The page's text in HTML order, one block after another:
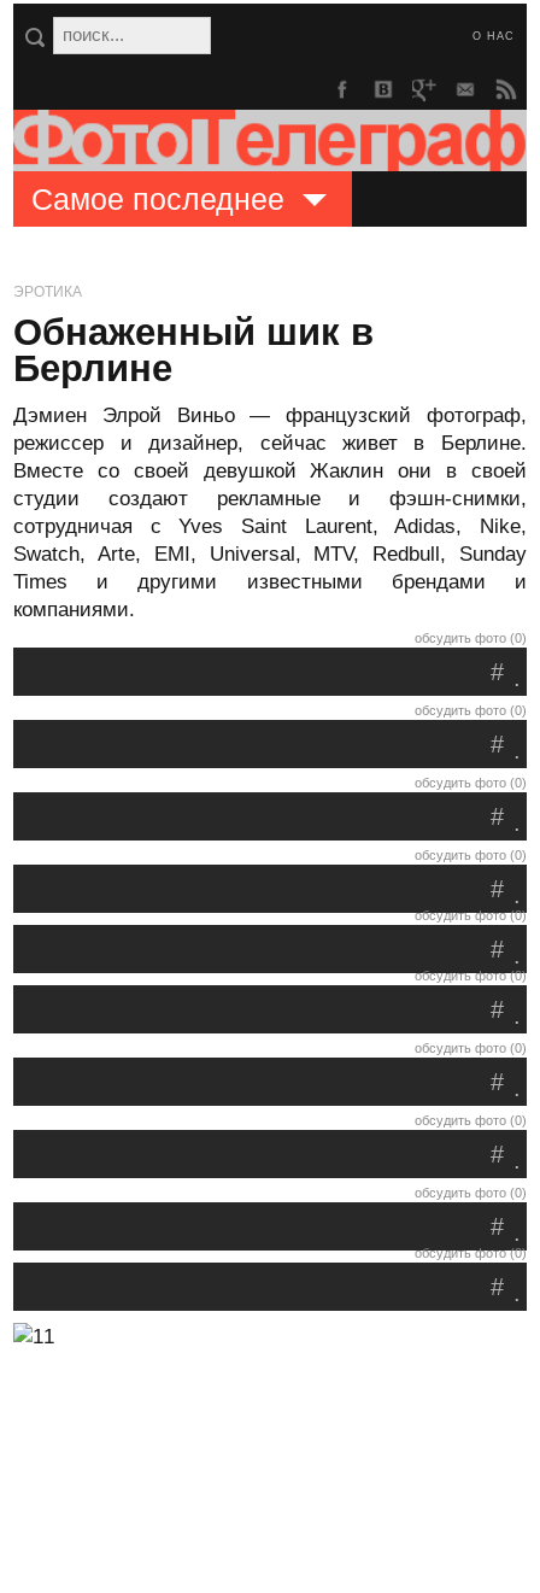
О НАС
Самое последнее
ЭРОТИКА
Обнаженный шик в
Берлине
Дэмиен Элрой Виньо — французский фотограф,
режиссер и дизайнер, сейчас живет в Берлине.
Вместе со своей девушкой Жаклин они в своей
студии создают рекламные и фэшн-снимки,
сотрудничая с Yves Saint Laurent, Adidas, Nike,
Swatch, Arte, EMI, Universal, MTV, Redbull, Sunday
Times и другими известными брендами и
компаниями.
обсудить фото (0)
.
#
обсудить фото (0)
.
#
обсудить фото (0)
.
#
обсудить фото (0)
.
#
обсудить фото (0)
.
#
обсудить фото (0)
.
#
обсудить фото (0)
.
#
обсудить фото (0)
.
#
обсудить фото (0)
.
#
обсудить фото (0)
.
#